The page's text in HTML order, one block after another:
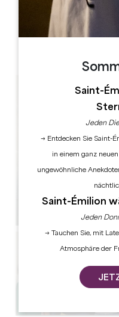
Saint-
Jeden
→ Entdecken Sie Saint-
in einem ganz
ungewöhnliche
Saint-Émilion
Jeden
→ Tauchen Sie, mit
Atmosphäre der